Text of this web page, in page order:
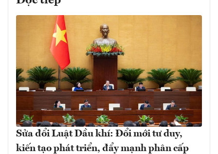
Sửa đổi Luật Dầu khí: Đổi mới tư duy,
kiến tạo phát triển, đẩy mạnh phân cấp